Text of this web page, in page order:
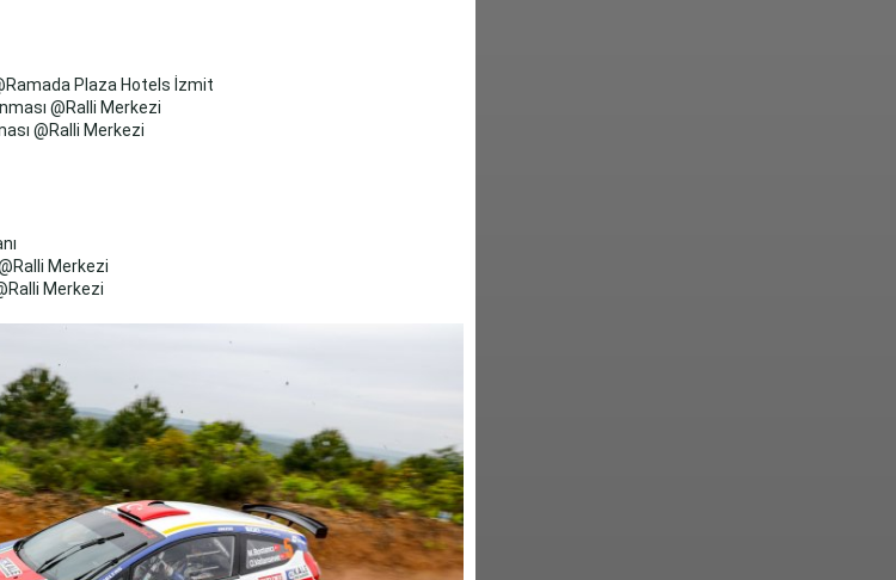
Plaza Hotels İzmit
@Ralli Merkezi
@Ralli Merkezi
Merkezi
Merkezi